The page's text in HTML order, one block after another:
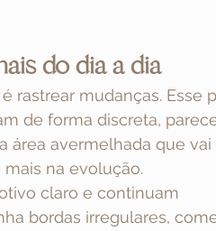
do dia a dia
rastrear mudanças. Esse
de forma discreta,
área avermelhada que vai
na evolução.
claro e continuam
bordas irregulares,